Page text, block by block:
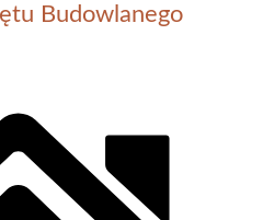
Budowlanego